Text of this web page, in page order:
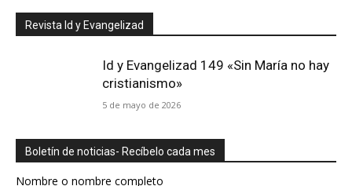
Revista Id y Evangelizad
Id y Evangelizad 149 «Sin María no hay
cristianismo»
5 de mayo de 2026
Boletín de noticias- Recíbelo cada mes
Nombre o nombre completo